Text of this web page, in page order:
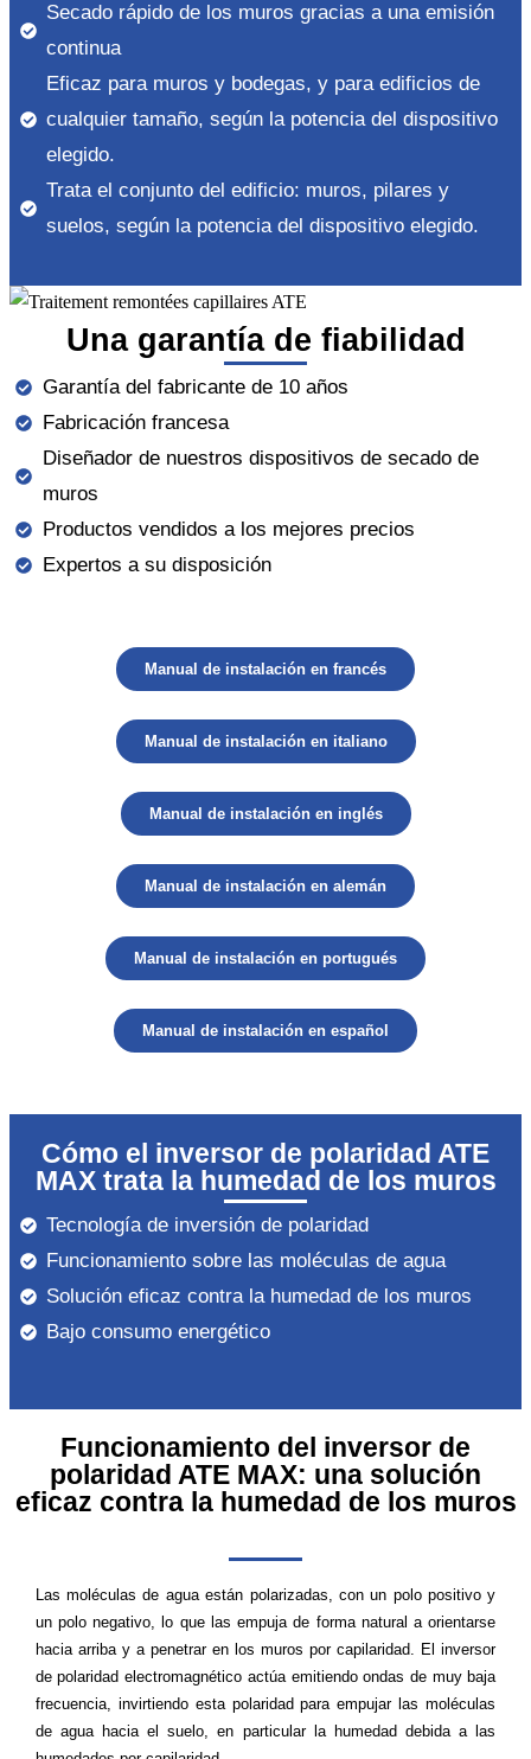
Secado rápido de los muros gracias a una emisión
continua
Eficaz para muros y bodegas, y para edificios de
cualquier tamaño, según la potencia del dispositivo
elegido.
Trata el conjunto del edificio: muros, pilares y
suelos, según la potencia del dispositivo elegido.
Una garantía de fiabilidad
Garantía del fabricante de 10 años
Fabricación francesa
Diseñador de nuestros dispositivos de secado de
muros
Productos vendidos a los mejores precios
Expertos a su disposición
Manual de instalación en francés
Manual de instalación en italiano
Manual de instalación en inglés
Manual de instalación en alemán
Manual de instalación en portugués
Manual de instalación en español
Cómo el inversor de polaridad ATE
MAX trata la humedad de los muros
Tecnología de inversión de polaridad
Funcionamiento sobre las moléculas de agua
Solución eficaz contra la humedad de los muros
Bajo consumo energético
Funcionamiento del inversor de
polaridad ATE MAX: una solución
eficaz contra la humedad de los muros
Las moléculas de agua están polarizadas, con un polo positivo y
un polo negativo, lo que las empuja de forma natural a orientarse
hacia arriba y a penetrar en los muros por capilaridad. El inversor
de polaridad electromagnético actúa emitiendo ondas de muy baja
frecuencia, invirtiendo esta polaridad para empujar las moléculas
de agua hacia el suelo, en particular la humedad debida a las